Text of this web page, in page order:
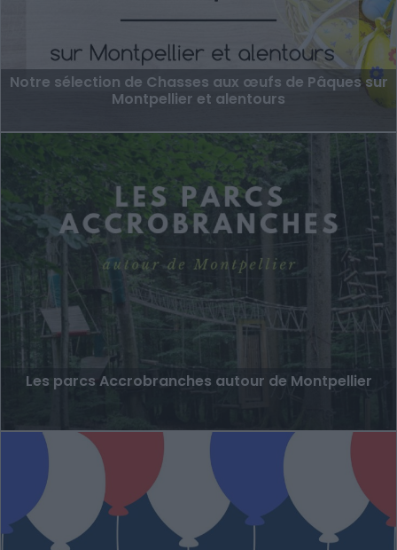
Notre sélection de Chasses aux œufs de Pâques sur
Montpellier et alentours
Les parcs Accrobranches autour de Montpellier